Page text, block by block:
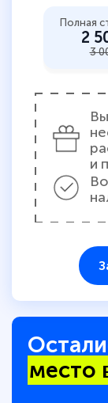
пособий
Полная
2
3
и
место